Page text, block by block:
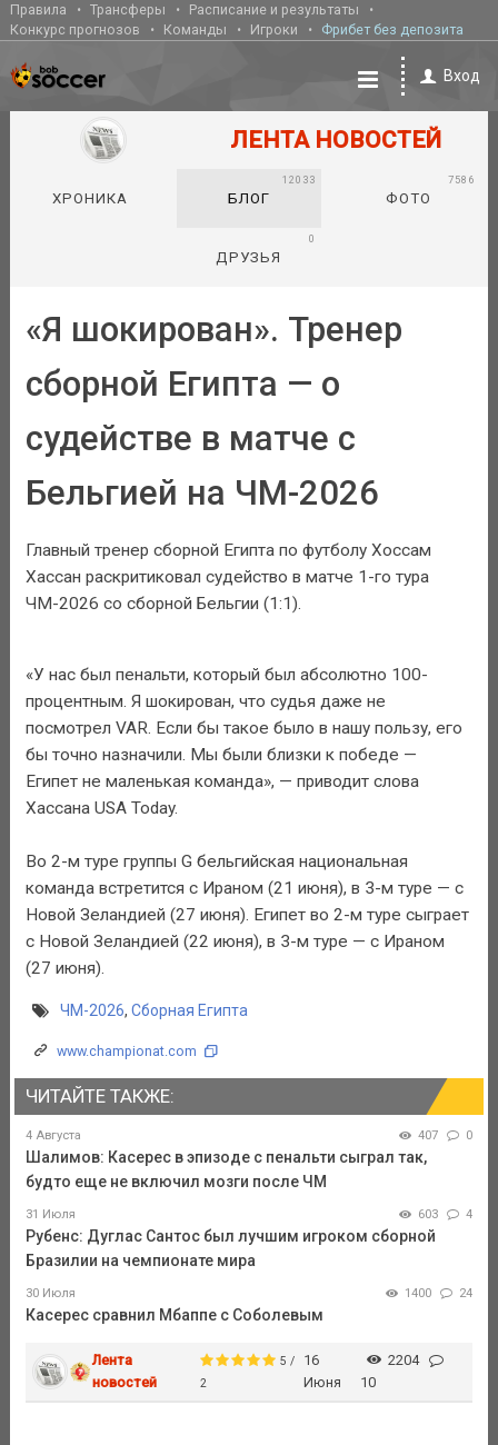
Правила Трансферы
Расписание и результаты
Конкурс прогнозов
Команды Игроки Фрибет без депозита
Вход
ЛЕНТА НОВОСТЕЙ
ХРОНИКА БЛОГ
12033
ФОТО
7586
ДРУЗЬЯ
0
«Я шокирован». Тренер
сборной Египта — о
судействе в матче с
Бельгией на ЧМ-2026
Главный тренер сборной Египта по футболу Хоссам
Хассан раскритиковал судейство в матче 1-го тура
ЧМ-2026 со сборной Бельгии (1:1).
«У нас был пенальти, который был абсолютно 100-
процентным. Я шокирован, что судья даже не
посмотрел VAR. Если бы такое было в нашу пользу, его
бы точно назначили. Мы были близки к победе —
Египет не маленькая команда», — приводит слова
Хассана USA Today.
Во 2-м туре группы G бельгийская национальная
команда встретится с Ираном (21 июня), в 3-м туре — с
Новой Зеландией (27 июня). Египет во 2-м туре сыграет
с Новой Зеландией (22 июня), в 3-м туре — с Ираном
(27 июня).
ЧМ-2026, Сборная Египта
www.championat.com
ЧИТАЙТЕ ТАКЖЕ:
4 Августа 407 0
Шалимов: Касерес в эпизоде с пенальти сыграл так,
будто еще не включил мозги после ЧМ
31 Июля 603 4
Рубенс: Дуглас Сантос был лучшим игроком сборной
Бразилии на чемпионате мира
30 Июля 1400 24
Касерес сравнил Мбаппе с Соболевым
Лента
новостей
5 /
2
16
Июня
2204
10